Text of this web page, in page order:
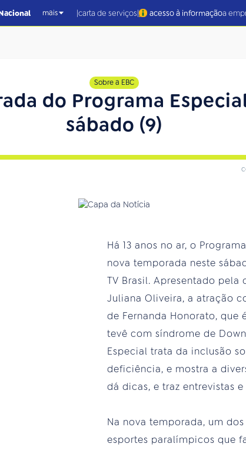
mais |carta de serviços| acesso à informaçãoa
Sobre a EBC
do Programa
sábado (9)
Há 13 anos no ar, o
nova temporada neste
TV Brasil. Apresentado
Juliana Oliveira, a atração
de Fernanda Honorato, que
tevê com síndrome de
Especial trata da inclusão
deficiência, e mostra a
dá dicas, e traz entrevistas
Na nova temporada, um
esportes paralímpicos que